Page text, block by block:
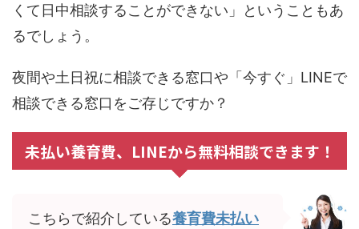
くて日中相談することができない」ということもあ
るでしょう。
夜間や土日祝に相談できる窓口や「今すぐ」LINEで
相談できる窓口をご存じですか？
未払い養育費、LINEから無料相談できます！
こちらで紹介している養育費未払い